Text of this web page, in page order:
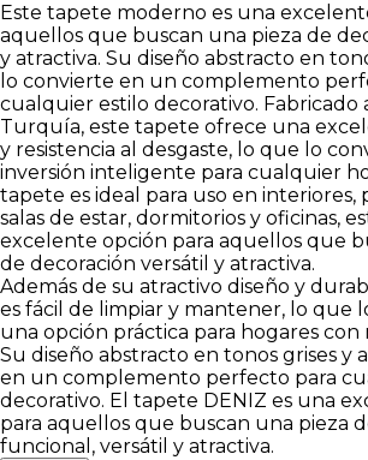
Este tapete moderno es una
aquellos que buscan una pieza de
y atractiva. Su diseño abstracto en
lo convierte en un complemento
cualquier estilo decorativo. Fabricado
Turquía, este tapete ofrece una
y resistencia al desgaste, lo que lo
inversión inteligente para cualquier
tapete es ideal para uso en interiores,
salas de estar, dormitorios y oficinas,
excelente opción para aquellos que
de decoración versátil y atractiva.
Además de su atractivo diseño y
es fácil de limpiar y mantener, lo que
una opción práctica para hogares con
Su diseño abstracto en tonos grises y
en un complemento perfecto para
decorativo. El tapete DENIZ es una
para aquellos que buscan una pieza
funcional, versátil y atractiva.